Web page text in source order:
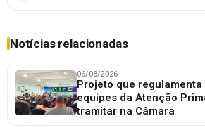
Notícias relacionadas
06/08/2026
Projeto que
equipes da Atenção
tramitar na Câmara